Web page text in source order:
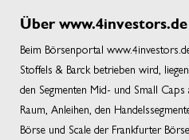
Über www.4investors.de
Beim Börsenportal
Stoffels & Barck betrieben wird,
den Segmenten Mid- und Small
Raum, Anleihen, den
Börse und Scale der Frankfurter